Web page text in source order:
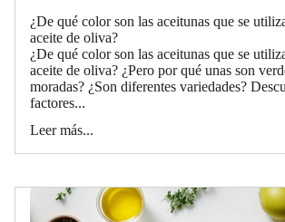
¿De qué color son las aceitunas que se
aceite de oliva?
¿De qué color son las aceitunas que se
aceite de oliva? ¿Pero por qué unas son
moradas? ¿Son diferentes variedades?
factores...
Leer más...